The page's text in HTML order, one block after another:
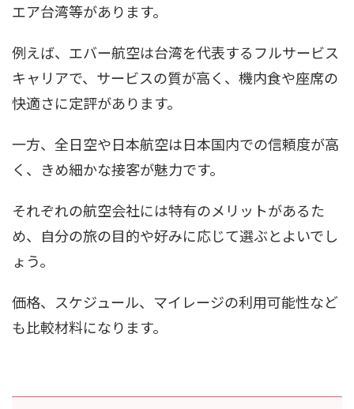
エア台湾等があります。
例えば、エバー航空は台湾を代表するフルサービス
キャリアで、サービスの質が高く、機内食や座席の
快適さに定評があります。
一方、全日空や日本航空は日本国内での信頼度が高
く、きめ細かな接客が魅力です。
それぞれの航空会社には特有のメリットがあるた
め、自分の旅の目的や好みに応じて選ぶとよいでし
ょう。
価格、スケジュール、マイレージの利用可能性など
も比較材料になります。